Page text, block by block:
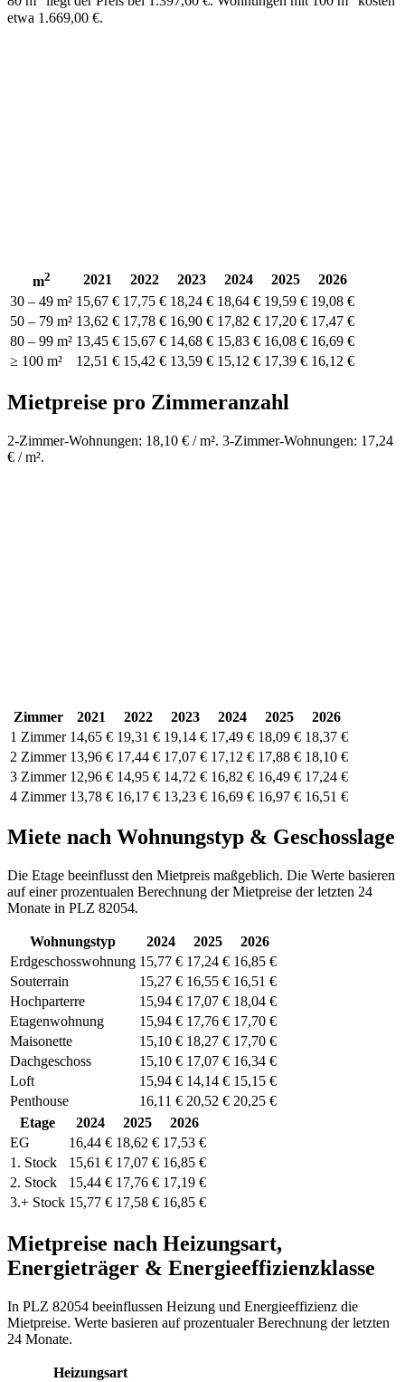
etwa 1.669,00 €.
m2 2021 2022 2023 2024 2025
2026
30 – 49 m² 15,67 € 17,75 € 18,24 € 18,64 € 19,59 € 19,08 €
50 – 79 m² 13,62 € 17,78 € 16,90 € 17,82 € 17,20 € 17,47 €
80 – 99 m² 13,45 € 15,67 € 14,68 € 15,83 € 16,08 € 16,69 €
≥ 100 m²
12,51 € 15,42 € 13,59 € 15,12 € 17,39 € 16,12 €
Mietpreise pro Zimmeranzahl
2-Zimmer-Wohnungen: 18,10 € / m². 3-Zimmer-Wohnungen: 17,24
€ / m².
Zimmer 2021 2022 2023 2024 2025
2026
1 Zimmer 14,65 € 19,31 € 19,14 € 17,49 € 18,09 € 18,37 €
2 Zimmer 13,96 € 17,44 € 17,07 € 17,12 € 17,88 € 18,10 €
3 Zimmer 12,96 € 14,95 € 14,72 € 16,82 € 16,49 € 17,24 €
4 Zimmer 13,78 € 16,17 € 13,23 € 16,69 € 16,97 € 16,51 €
Miete nach Wohnungstyp & Geschosslage
Die Etage beeinflusst den Mietpreis maßgeblich. Die Werte basieren
auf einer prozentualen Berechnung der Mietpreise der letzten 24
Monate in PLZ 82054.
Wohnungstyp 2024 2025
2026
Erdgeschosswohnung 15,77 € 17,24 € 16,85 €
Souterrain
15,27 € 16,55 € 16,51 €
Hochparterre
15,94 € 17,07 € 18,04 €
Etagenwohnung
15,94 € 17,76 € 17,70 €
Maisonette
15,10 € 18,27 € 17,70 €
Dachgeschoss
15,10 € 17,07 € 16,34 €
Loft
15,94 € 14,14 € 15,15 €
Penthouse
16,11 € 20,52 € 20,25 €
Etage
2024 2025
2026
EG
16,44 € 18,62 € 17,53 €
1. Stock
15,61 € 17,07 € 16,85 €
2. Stock
15,44 € 17,76 € 17,19 €
3.+ Stock 15,77 € 17,58 € 16,85 €
Mietpreise nach Heizungsart,
Energieträger & Energieeffizienzklasse
In PLZ 82054 beeinflussen Heizung und Energieeffizienz die
Mietpreise. Werte basieren auf prozentualer Berechnung der letzten
24 Monate.
Heizungsart